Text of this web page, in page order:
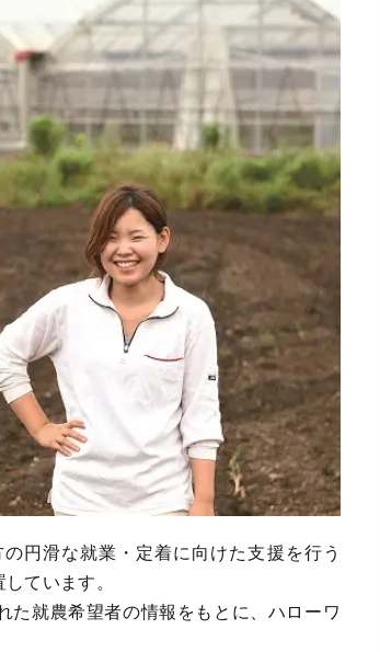
円滑な就業・定着に向けた支援を行う
ています。
た就農希望者の情報をもとに、ハローワ